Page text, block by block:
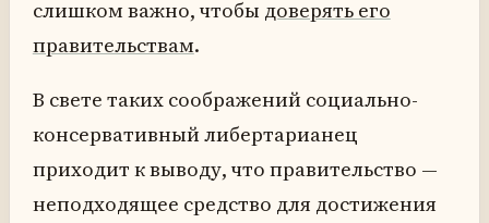
слишком важно, чтобы доверять его
правительствам.
В свете таких соображений социально-
консервативный либертарианец
приходит к выводу, что правительство —
неподходящее средство для достижения